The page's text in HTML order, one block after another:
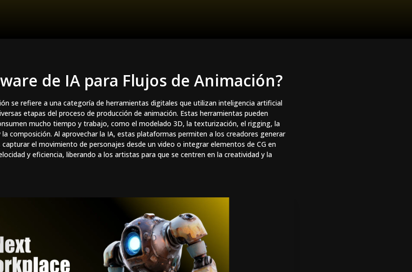
de IA para Flujos de Animación?
se refiere a una categoría de herramientas digitales que utilizan inteligencia artificial
etapas del proceso de producción de animación. Estas herramientas pueden
mucho tiempo y trabajo, como el modelado 3D, la texturización, el rigging, la
composición. Al aprovechar la IA, estas plataformas permiten a los creadores generar
el movimiento de personajes desde un video o integrar elementos de CG en
y eficiencia, liberando a los artistas para que se centren en la creatividad y la